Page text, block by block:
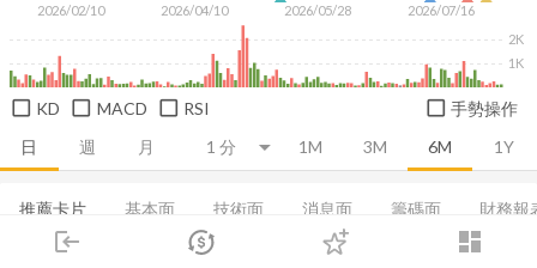
login dashboard
市場 登入
日 週 月 1M 3M 6M 1Y
2026/02/10 2026/04/10 2026/05/28 2026/07/16
1K
2K
KD MACD RSI 手勢操作
推薦卡片 基本面 技術面 消息面 籌碼面 財務報
集保分布 營收